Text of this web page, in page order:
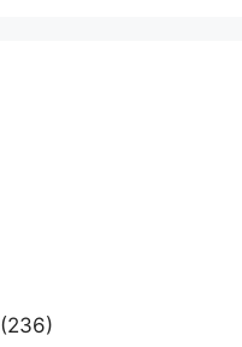
(236)